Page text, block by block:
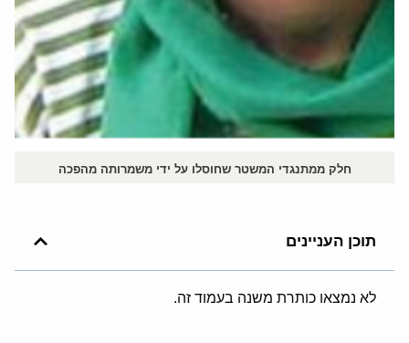
חלק ממתנגדי המשטר שחוסלו על ידי משמרותה מהפכה
תוכן העניינים
לא נמצאו כותרת משנה בעמוד זה.